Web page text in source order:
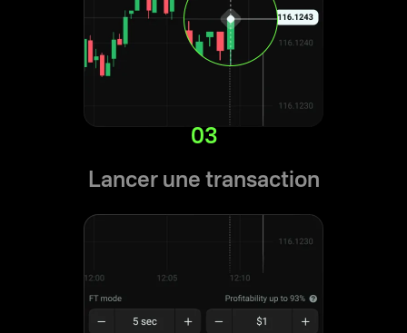
03
Lancer une transaction